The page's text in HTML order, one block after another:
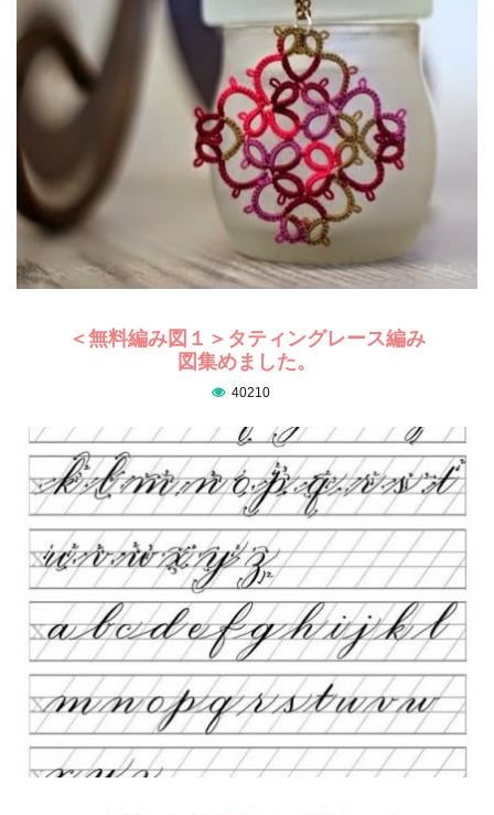
＜無料編み図１＞タティングレース編み
図集めました。
40210